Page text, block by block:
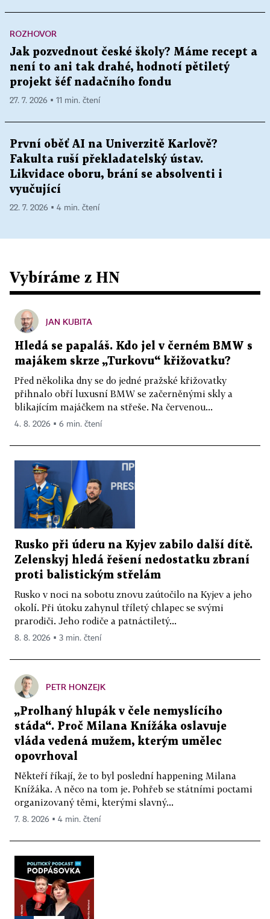
ROZHOVOR
Jak pozvednout české školy? Máme recept a
není to ani tak drahé, hodnotí pětiletý
projekt šéf nadačního fondu
27. 7. 2026 ▪ 11 min. čtení
První oběť AI na Univerzitě Karlově?
Fakulta ruší překladatelský ústav.
Likvidace oboru, brání se absolventi i
vyučující
22. 7. 2026 ▪ 4 min. čtení
Vybíráme z HN
JAN KUBITA
Hledá se papaláš. Kdo jel v černém BMW s
majákem skrze „Turkovu“ křižovatku?
Před několika dny se do jedné pražské křižovatky
přihnalo obří luxusní BMW se začerněnými skly a
blikajícím majáčkem na střeše. Na červenou...
4. 8. 2026 ▪ 6 min. čtení
Rusko při úderu na Kyjev zabilo další dítě.
Zelenskyj hledá řešení nedostatku zbraní
proti balistickým střelám
Rusko v noci na sobotu znovu zaútočilo na Kyjev a jeho
okolí. Při útoku zahynul tříletý chlapec se svými
prarodiči. Jeho rodiče a patnáctiletý...
8. 8. 2026 ▪ 3 min. čtení
PETR HONZEJK
„Prolhaný hlupák v čele nemyslícího
stáda“. Proč Milana Knížáka oslavuje
vláda vedená mužem, kterým umělec
opovrhoval
Někteří říkají, že to byl poslední happening Milana
Knížáka. A něco na tom je. Pohřeb se státními poctami
organizovaný těmi, kterými slavný...
7. 8. 2026 ▪ 4 min. čtení